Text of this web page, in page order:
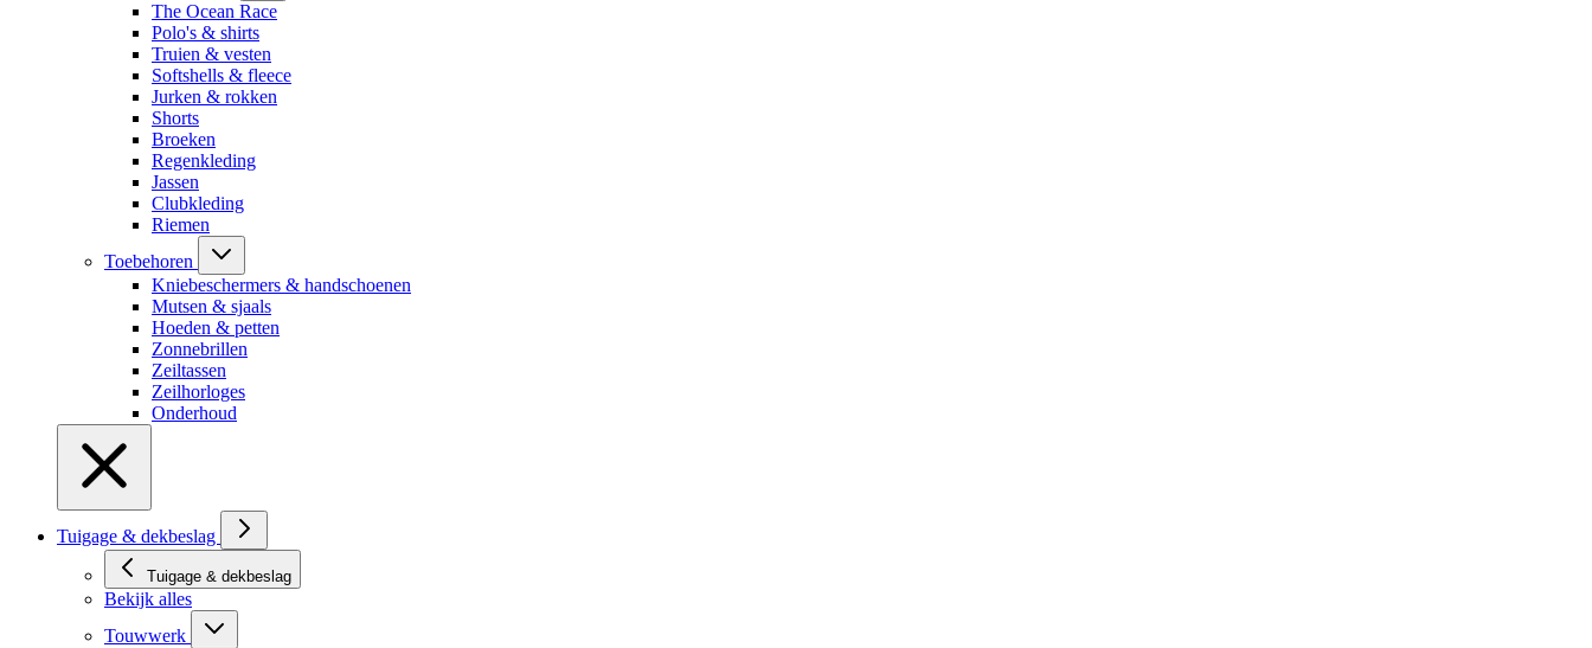
The Ocean Race
Polo's & shirts
Truien & vesten
Softshells & fleece
Jurken & rokken
Shorts
Broeken
Regenkleding
Jassen
Clubkleding
Riemen
Toebehoren
Kniebeschermers & handschoenen
Mutsen & sjaals
Hoeden & petten
Zonnebrillen
Zeiltassen
Zeilhorloges
Onderhoud
Tuigage & dekbeslag
Tuigage & dekbeslag
Bekijk alles
Touwwerk